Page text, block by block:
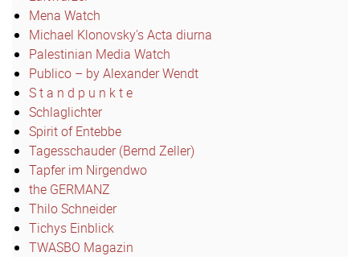
Mena Watch
Michael Klonovsky's Acta diurna
Palestinian Media Watch
Publico – by Alexander Wendt
S t a n d p u n k t e
Schlaglichter
Spirit of Entebbe
Tagesschauder (Bernd Zeller)
Tapfer im Nirgendwo
the GERMANZ
Thilo Schneider
Tichys Einblick
TWASBO Magazin